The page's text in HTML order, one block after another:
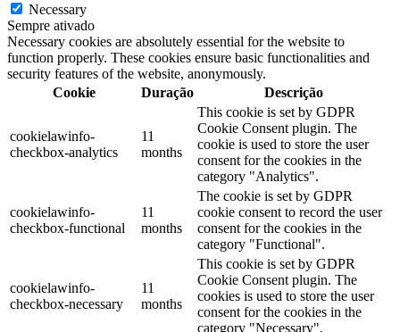
Necessary
Sempre ativado
Necessary cookies are absolutely essential for the website to
function properly. These cookies ensure basic functionalities and
security features of the website, anonymously.
Cookie
Duração Descrição
cookielawinfo-
checkbox-analytics
11
months
This cookie is set by GDPR
Cookie Consent plugin. The
cookie is used to store the user
consent for the cookies in the
category "Analytics".
cookielawinfo-
checkbox-functional
11
months
The cookie is set by GDPR
cookie consent to record the user
consent for the cookies in the
category "Functional".
cookielawinfo-
checkbox-necessary
11
months
This cookie is set by GDPR
Cookie Consent plugin. The
cookies is used to store the user
consent for the cookies in the
category "Necessary".